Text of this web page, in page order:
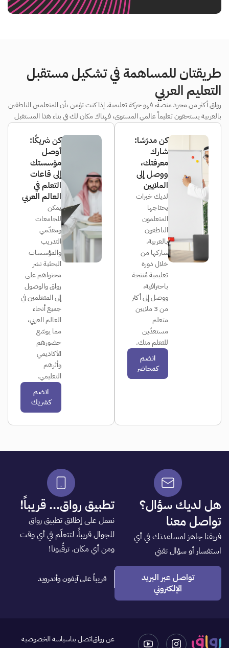
طريقتان للمساهمة في تشكيل مستقبل
التعليم العربي
رواق أكثر من مجرد منصة، فهو حركة تعليمية. إذا كنت تؤمن بأن المتعلمين الناطقين
بالعربية يستحقون تعليماً عالمي المستوى، فهناك مكان لك في بناء هذا المستقبل
كن مدرّسًا:
شارك
معرفتك،
ووصل إلى
الملايين
لديك خبرات
يحتاجها
المتعلمون
الناطقون
بالعربية.
شاركها من
خلال دورة
تعليمية مُنتجة
باحترافية،
ووصل إلى أكثر
من 3 ملايين
متعلم
مستعدّين
للتعلم منك.
انضم
كمحاضر
كن شريكًا:
أوصل
مؤسستك
إلى قاعات
التعلم في
العالم العربي
يمكن
للجامعات
ومقدّمي
التدريب
والمؤسسات
البحثية نشر
محتواهم على
رواق والوصول
إلى المتعلمين في
جميع أنحاء
العالم العربي،
مما يوسّع
حضورهم
الأكاديمي
وأثرهم
التعليمي.
انضم
كشريك
هل لديك سؤال؟
تواصل معنا
فريقنا جاهز لمساعدتك في أي
استفسار أو سؤال تقني
تواصل عبر البريد
الإلكتروني
تطبيق رواق... قريباً!
نعمل على إطلاق تطبيق رواق
للجوال قريباً، لتتعلّم في أي وقت
ومن أي مكان. ترقّبونا!
قريباً على آيفون وأندرويد
عن رواقاتصل بناسياسة الخصوصية